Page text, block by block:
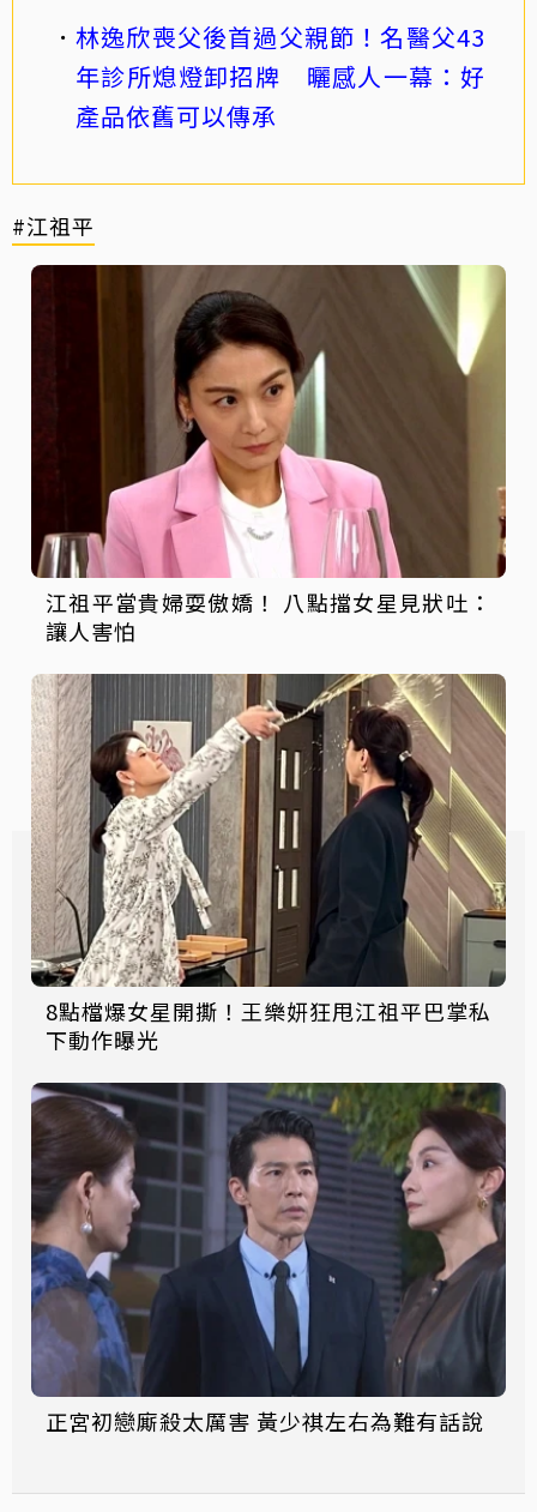
林逸欣喪父後首過父親節！名醫父43
年診所熄燈卸招牌 曬感人一幕：好
產品依舊可以傳承
#江祖平
江祖平當貴婦耍傲嬌！ 八點擋女星見狀吐：
讓人害怕
8點檔爆女星開撕！王樂妍狂甩江祖平巴掌私
下動作曝光
正宮初戀廝殺太厲害 黃少祺左右為難有話說